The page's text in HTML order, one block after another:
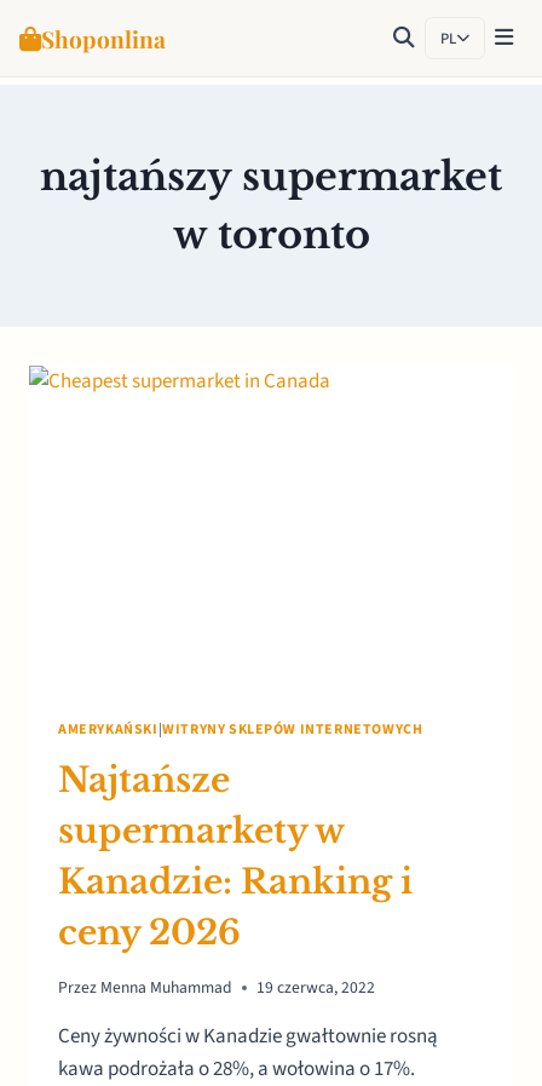
treści
Shoponlina PL
najtańszy supermarket
w toronto
AMERYKAŃSKI|WITRYNY SKLEPÓW INTERNETOWYCH
Najtańsze
supermarkety w
Kanadzie: Ranking i
ceny 2026
Przez Menna Muhammad 19 czerwca, 2022
Ceny żywności w Kanadzie gwałtownie rosną
kawa podrożała o 28%, a wołowina o 17%.